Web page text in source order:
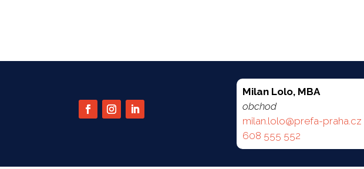
Milan Lolo, MBA
obchod
milan.lolo@prefa-praha.cz
608 555 552